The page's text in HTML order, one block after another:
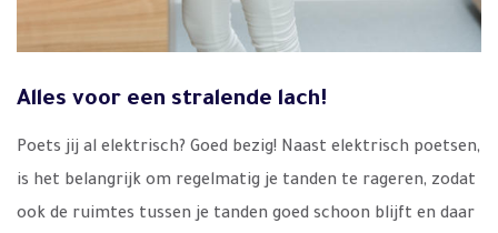
Alles voor een stralende lach!
Poets jij al elektrisch? Goed bezig! Naast elektrisch poetsen,
is het belangrijk om regelmatig je tanden te rageren, zodat
ook de ruimtes tussen je tanden goed schoon blijft en daar